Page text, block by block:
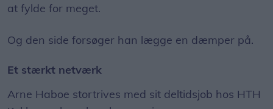
at fylde for meget.
Og den side forsøger han lægge en dæmper på.
Et stærkt netværk
Arne Haboe stortrives med sit deltidsjob hos HTH